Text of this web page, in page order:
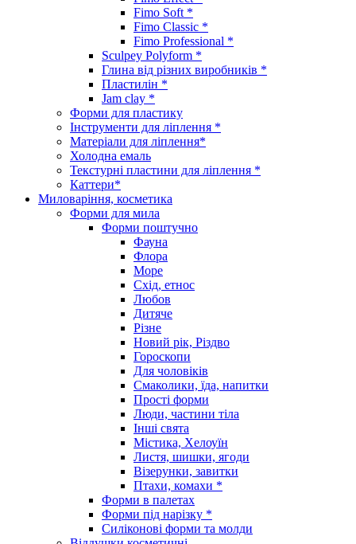
Fimo Soft *
Fimo Classic *
Fimo Professional *
Sculpey Polyform *
Глина від різних виробників *
Пластилін *
Jam clay *
Форми для пластику
Інструменти для ліплення *
Матеріали для ліплення*
Холодна емаль
Текстурні пластини для ліплення *
Каттери*
Миловаріння, косметика
Форми для мила
Форми поштучно
Фауна
Флора
Море
Схід, етнос
Любов
Дитяче
Різне
Новий рік, Різдво
Гороскопи
Для чоловіків
Смаколики, їда, напитки
Прості форми
Люди, частини тіла
Інші свята
Містика, Хелоуїн
Листя, шишки, ягоди
Візерунки, завитки
Птахи, комахи *
Форми в палетах
Форми під нарізку *
Силіконові форми та молди